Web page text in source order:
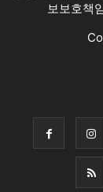
보보호책